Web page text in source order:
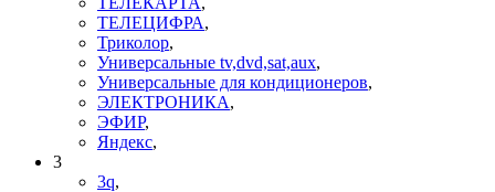
ТЕЛЕЦИФРА,
Триколор,
Универсальные tv,dvd,sat,aux,
Универсальные для кондиционеров,
ЭЛЕКТРОНИКА,
ЭФИР,
Яндекс,
3
3q,